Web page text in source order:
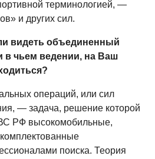
терминологией, —
и других сил.
видеть объединенный
в чьем ведении, на Ваш
операций, или сил
— задача, решение которой
РФ высокомобильные,
поиска. Теория